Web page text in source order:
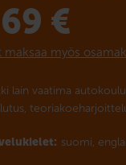
€
maksaa myös
lain vaatima
suomi,